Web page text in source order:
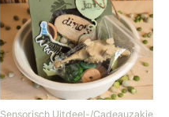
Sensorisch Uitdeel-/Cadeauzakje